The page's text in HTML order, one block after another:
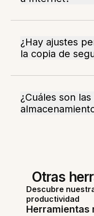
¿Hay ajustes
la copia de
¿Cuáles son
Otras
Descubre
productividad
Herramientas